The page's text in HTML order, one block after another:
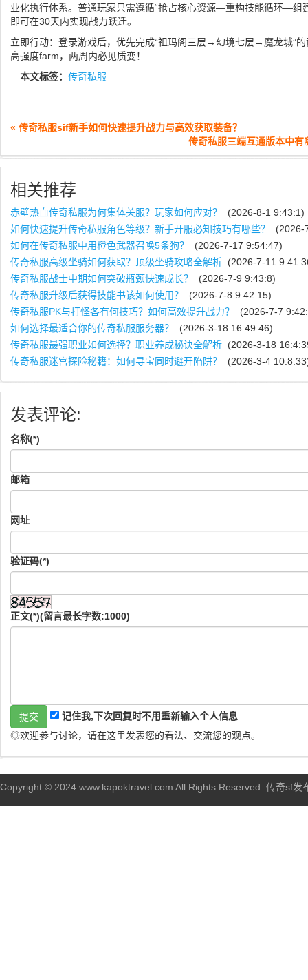
业化执行体系。普通玩家只需遵循“抢占核心资源—重构技能循环—组
即可在30天内实现战力跃迁。
立即行动：登录游戏后，优先完成“祖玛阁三层→幻境七层→魔龙城”
高强度farm，两周内必见质变！
本文标签： 传奇私服
« 传奇私服sif新手如何快速提升战力与高效获取装备？
传奇私服三端互通版本中
相关推荐
赤壁热血传奇私服为何集体关服？玩家如何应对？
(2026-8-1 9:43:1)
如何快速提升传奇私服角色等级？新手开服必知技巧有哪些？
(2026-
如何在传奇私服中用橙色武器召唤5条狗？
(2026-7-17 9:54:47)
传奇私服高级坐骑如何获取？顶级坐骑攻略全解析 (2026-7-11
传奇私服战士中期如何突破瓶颈快速成长？
(2026-7-9 9:43:8)
传奇私服升级后获得技能书该如何使用？
(2026-7-8 9:42:15)
传奇私服PK与打怪各有何技巧？如何高效提升战力？
(2026-7-7
如何选择最适合你的传奇私服服务器？
(2026-3-18 16:49:46)
传奇私服最强职业如何选择？职业养成秘诀全解析 (2026-3-18
传奇私服迷宫探险秘籍：如何寻宝同时避开陷阱？
(2026-3-4
发表评论:
名称(*)
邮箱
网址
验证码(*)
正文(*)(留言最长字数:1000)
记住我,下次回复时不用重新输入个人信息
◎欢迎参与讨论，请在这里发表您的看法、交流您的观点。
Copyright © 2024 www.kapoktravel.com All Rights Reserved. 传奇sf发